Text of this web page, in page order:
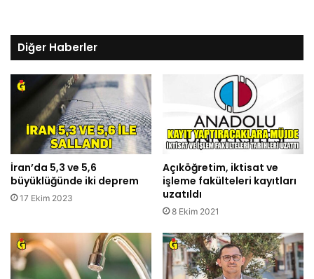
Diğer Haberler
İran’da 5,3 ve 5,6
büyüklüğünde iki deprem
17 Ekim 2023
Açıköğretim, iktisat ve
işleme fakülteleri kayıtları
uzatıldı
8 Ekim 2021